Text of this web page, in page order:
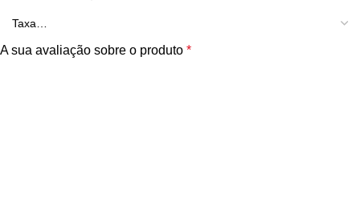
A sua avaliação sobre o produto *